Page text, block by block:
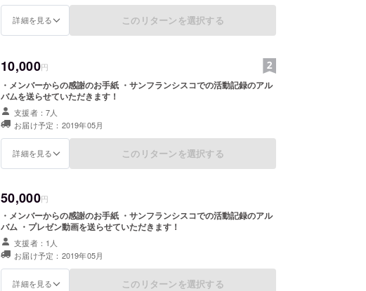
詳細を見る このリターンを選択する
10,000円
・メンバーからの感謝のお手紙 ・サンフランシスコでの活動記録のアル
バムを送らせていただきます！
支援者：7人
お届け予定：2019年05月
詳細を見る このリターンを選択する
50,000円
・メンバーからの感謝のお手紙 ・サンフランシスコでの活動記録のアル
バム ・プレゼン動画を送らせていただきます！
支援者：1人
お届け予定：2019年05月
詳細を見る このリターンを選択する